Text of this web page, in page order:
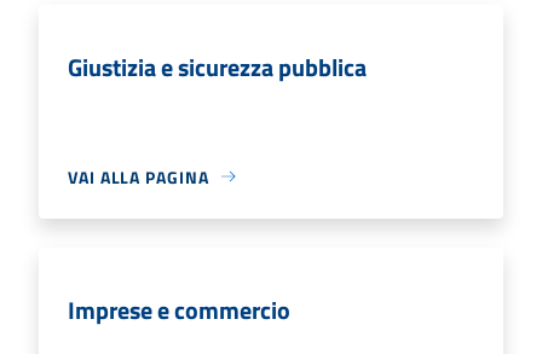
Giustizia e sicurezza pubblica
VAI ALLA PAGINA
Imprese e commercio